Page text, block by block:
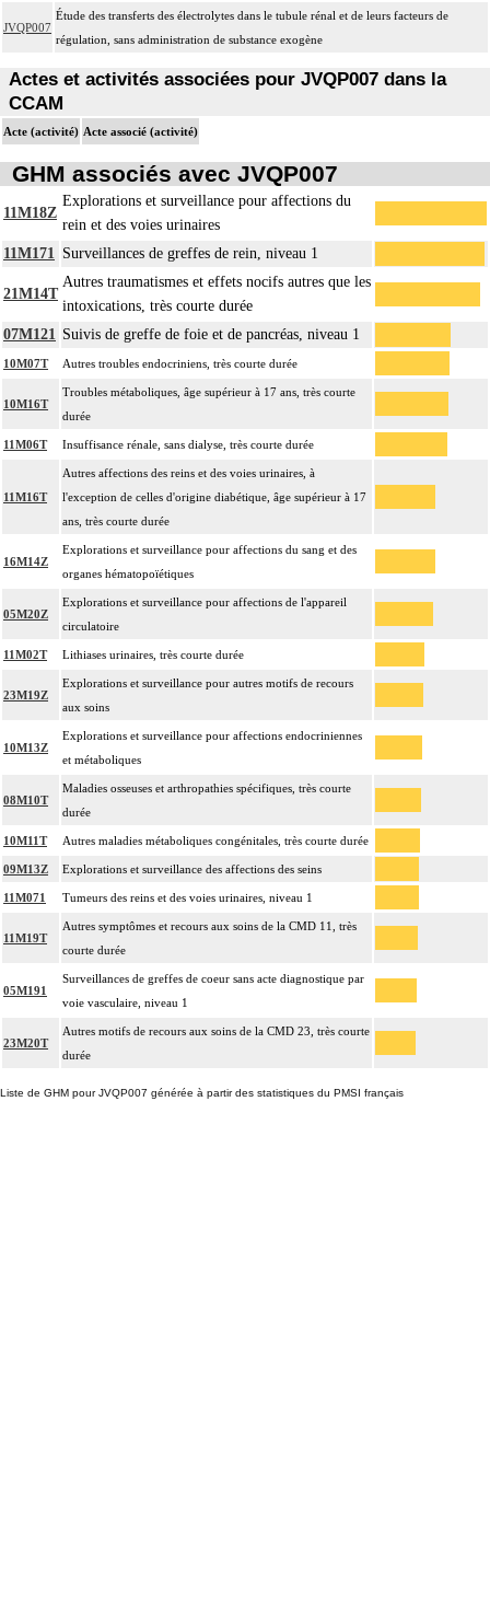
JVQP007
Étude des transferts des électrolytes dans le tubule rénal et de leurs facteurs de
régulation, sans administration de substance exogène
Actes et activités associées pour JVQP007 dans la
CCAM
Acte (activité) Acte associé (activité)
GHM associés avec JVQP007
11M18Z
Explorations et surveillance pour affections du
rein et des voies urinaires
11M171 Surveillances de greffes de rein, niveau 1
21M14T
Autres traumatismes et effets nocifs autres que les
intoxications, très courte durée
07M121 Suivis de greffe de foie et de pancréas, niveau 1
10M07T Autres troubles endocriniens, très courte durée
10M16T
Troubles métaboliques, âge supérieur à 17 ans, très courte
durée
11M06T Insuffisance rénale, sans dialyse, très courte durée
11M16T
Autres affections des reins et des voies urinaires, à
l'exception de celles d'origine diabétique, âge supérieur à 17
ans, très courte durée
16M14Z
Explorations et surveillance pour affections du sang et des
organes hématopoïétiques
05M20Z
Explorations et surveillance pour affections de l'appareil
circulatoire
11M02T Lithiases urinaires, très courte durée
23M19Z
Explorations et surveillance pour autres motifs de recours
aux soins
10M13Z
Explorations et surveillance pour affections endocriniennes
et métaboliques
08M10T
Maladies osseuses et arthropathies spécifiques, très courte
durée
10M11T Autres maladies métaboliques congénitales, très courte durée
09M13Z Explorations et surveillance des affections des seins
11M071 Tumeurs des reins et des voies urinaires, niveau 1
11M19T
Autres symptômes et recours aux soins de la CMD 11, très
courte durée
05M191
Surveillances de greffes de coeur sans acte diagnostique par
voie vasculaire, niveau 1
23M20T
Autres motifs de recours aux soins de la CMD 23, très courte
durée
Liste de GHM pour JVQP007 générée à partir des statistiques du PMSI français